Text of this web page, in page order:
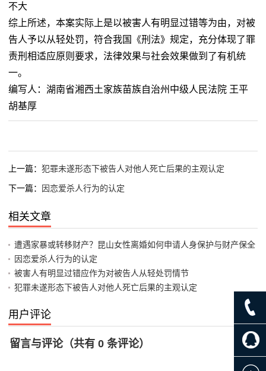
不大
综上所述，本案实际上是以被害人有明显过错等为由，对被
告人予以从轻处罚，符合我国《刑法》规定，充分体现了罪
责刑相适应原则要求，法律效果与社会效果做到了有机统
一。
编写人：湖南省湘西土家族苗族自治州中级人民法院 王平
胡基厚
上一篇： 犯罪未遂形态下被告人对他人死亡后果的主观认定
下一篇： 因恋爱杀人行为的认定
相关文章
遭遇家暴或转移财产？昆山女性离婚如何申请人身保护与财产保全
因恋爱杀人行为的认定
被害人有明显过错应作为对被告人从轻处罚情节
犯罪未遂形态下被告人对他人死亡后果的主观认定
用户评论
留言与评论（共有 0 条评论）